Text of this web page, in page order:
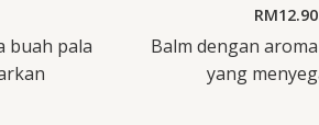
buah pala
RM12.90
Balm dengan
yang